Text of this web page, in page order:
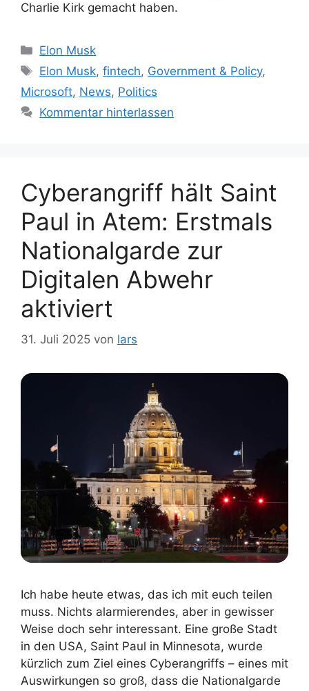
Charlie Kirk gemacht haben.
Kategorien
Elon Musk
Schlagwörter
Elon Musk,fintech, Government & Policy,
Microsoft, News, Politics
Kommentar hinterlassen
Cyberangriff hält Saint
Paul in Atem: Erstmals
Nationalgarde zur
Digitalen Abwehr
aktiviert
31. Juli 2025 von lars
Ich habe heute etwas, das ich mit euch teilen
muss. Nichts alarmierendes, aber in gewisser
Weise doch sehr interessant. Eine große Stadt
in den USA, Saint Paul in Minnesota, wurde
kürzlich zum Ziel eines Cyberangriffs – eines mit
Auswirkungen so groß, dass die Nationalgarde